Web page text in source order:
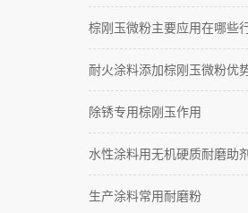
棕刚玉微粉主要应用在哪些
耐火涂料添加棕刚玉微粉优
除锈专用棕刚玉作用
水性涂料用无机硬质耐磨助
生产涂料常用耐磨粉